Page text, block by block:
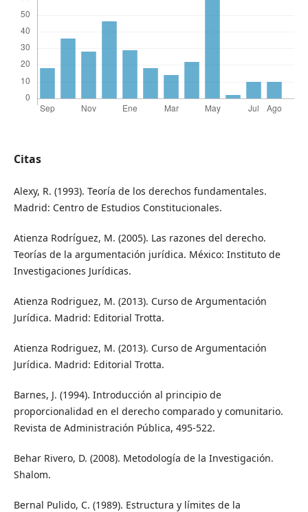
Citas
Alexy, R. (1993). Teoría de los derechos fundamentales.
Madrid: Centro de Estudios Constitucionales.
Atienza Rodríguez, M. (2005). Las razones del derecho.
Teorías de la argumentación jurídica. México: Instituto de
Investigaciones Jurídicas.
Atienza Rodriguez, M. (2013). Curso de Argumentación
Jurídica. Madrid: Editorial Trotta.
Atienza Rodriguez, M. (2013). Curso de Argumentación
Jurídica. Madrid: Editorial Trotta.
Barnes, J. (1994). Introducción al principio de
proporcionalidad en el derecho comparado y comunitario.
Revista de Administración Pública, 495-522.
Behar Rivero, D. (2008). Metodología de la Investigación.
Shalom.
Bernal Pulido, C. (1989). Estructura y límites de la